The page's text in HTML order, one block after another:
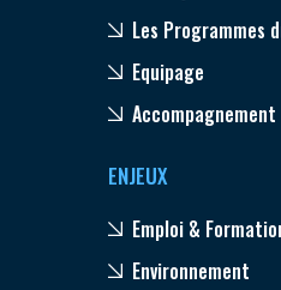
Les Programmes
Equipage
ENJEUX
Emploi &
Environnement